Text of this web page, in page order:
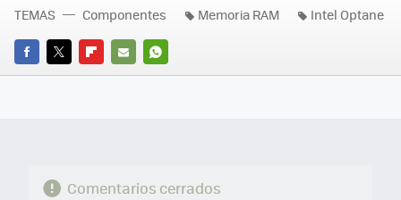
FACEBOOK
TWITTERFLIPBOARD
E-
WHATSAPP
TEMAS Componentes Memoria RAM Intel Optane
Comentarios cerrados